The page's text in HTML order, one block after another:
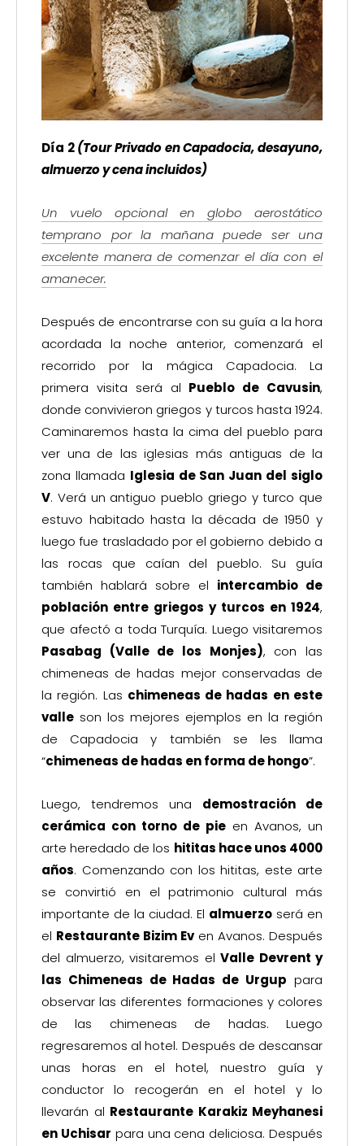
Día 2(Tour Privado en Capadocia,desayuno,
almuerzo y cena incluidos)
Un vuelo opcional en globo aerostático
temprano por la mañana puede ser una
excelente manera de comenzar el día con el
amanecer.
Después de encontrarse con su guía a la hora
acordada la noche anterior, comenzará el
recorrido por la mágica Capadocia. La
primera visita será al Pueblo de Cavusin,
donde convivieron griegos y turcos hasta 1924.
Caminaremos hasta la cima del pueblo para
ver una de las iglesias más antiguas de la
zona llamada Iglesia de San Juan del siglo
V. Verá un antiguo pueblo griego y turco que
estuvo habitado hasta la década de 1950 y
luego fue trasladado por el gobierno debido a
las rocas que caían del pueblo. Su guía
también hablará sobre el intercambio de
población entre griegos y turcos en 1924,
que afectó a toda Turquía. Luego visitaremos
Pasabag (Valle de los Monjes), con las
chimeneas de hadas mejor conservadas de
la región. Las chimeneas de hadas en este
valle son los mejores ejemplos en la región
de Capadocia y también se les llama
“chimeneas de hadas en forma de hongo”.
Luego, tendremos una demostración de
cerámica con torno de pie en Avanos, un
arte heredado de los hititas hace unos 4000
años. Comenzando con los hititas, este arte
se convirtió en el patrimonio cultural más
importante de la ciudad. El almuerzo será en
el Restaurante Bizim Ev en Avanos. Después
del almuerzo, visitaremos el Valle Devrent y
las Chimeneas de Hadas de Urgup para
observar las diferentes formaciones y colores
de las chimeneas de hadas. Luego
regresaremos al hotel. Después de descansar
unas horas en el hotel, nuestro guía y
conductor lo recogerán en el hotel y lo
llevarán al Restaurante Karakiz Meyhanesi
en Uchisar para una cena deliciosa. Después